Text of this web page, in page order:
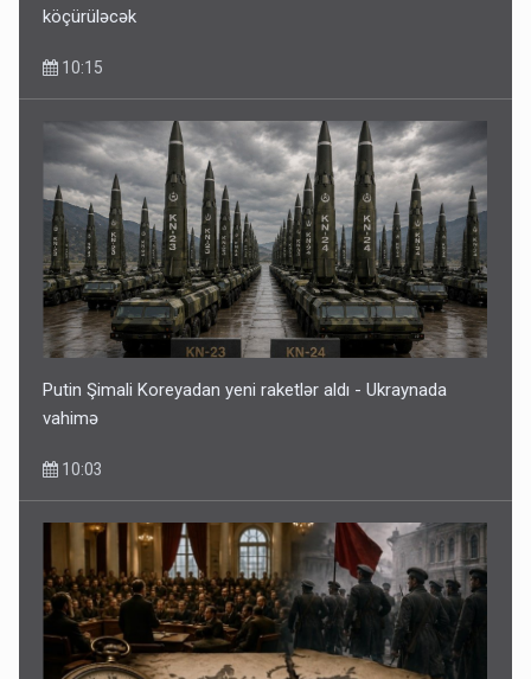
köçürüləcək
10:15
Putin Şimali Koreyadan yeni raketlər aldı - Ukraynada
vahimə
10:03